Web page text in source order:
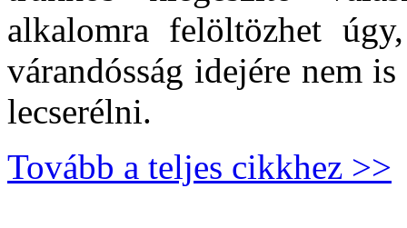
alkalomra felöltözhet
várandósság idejére nem
lecserélni.
Tovább a teljes cikkhez >>